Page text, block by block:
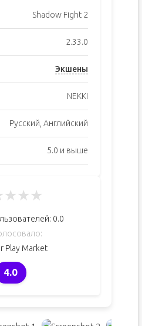
Shadow Fight 2
2.33.0
Экшены
NEKKI
Русский, Английский
5.0 и выше
★★★
0.0
Play Market
4.0